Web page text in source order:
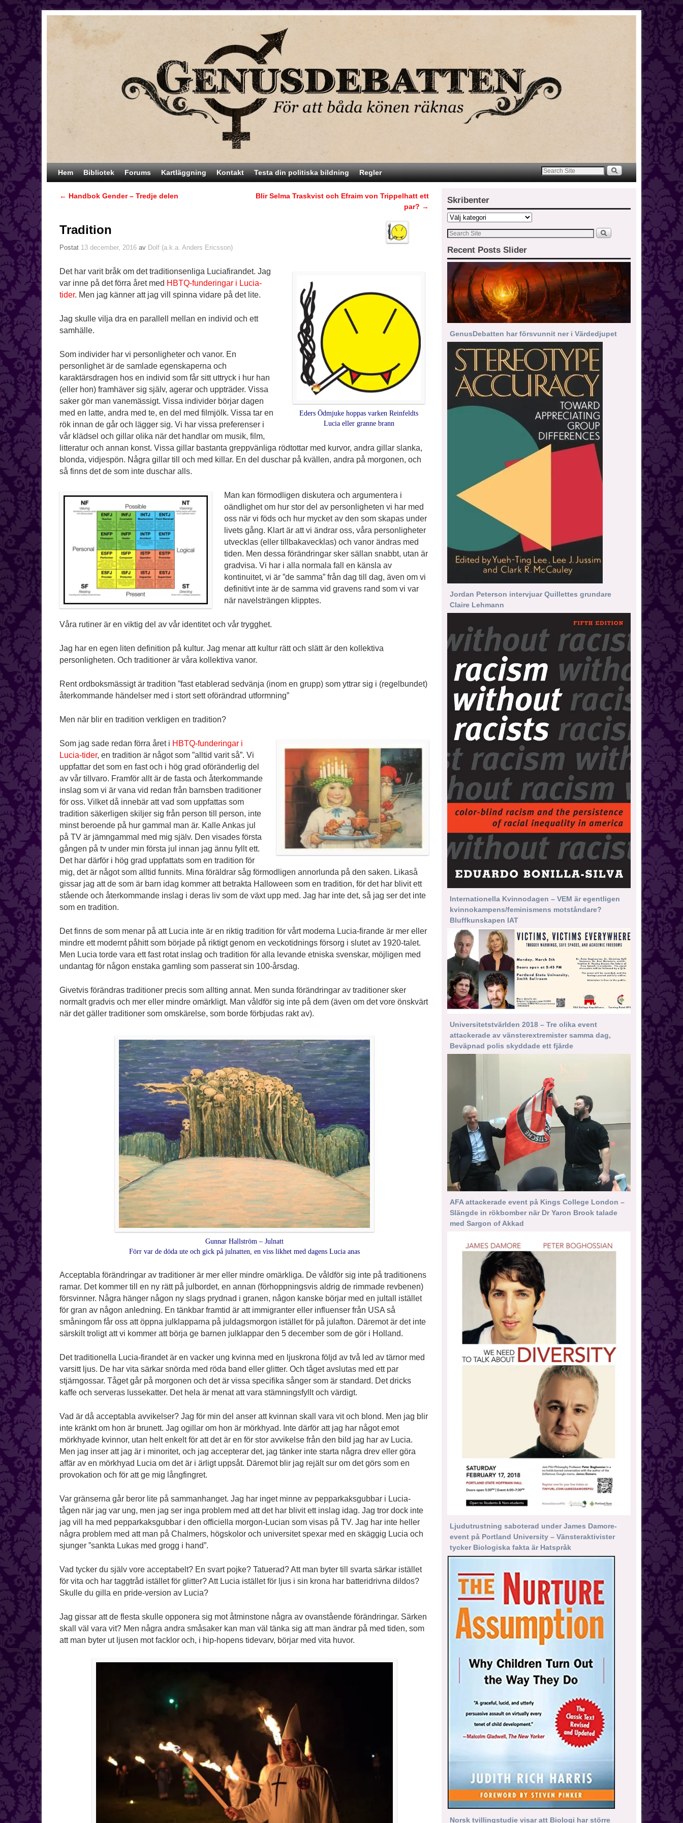
Hoppa till huvudinnehåll
Hoppa till sekundärt innehåll
Hem Bibliotek Forums Kartläggning Kontakt Testa din politiska bildning Regler
Inläggsnavigering
← Handbok Gender – Tredje delen
Blir Selma Traskvist och Efraim von Trippelhatt ett
par? →
Tradition
Postat 13 december, 2016 av Dolf (a.k.a. Anders Ericsson)
Eders Ödmjuke hoppas varken Reinfeldts
Lucia eller granne brann
Det har varit bråk om det traditionsenliga Luciafirandet. Jag
var inne på det förra året med HBTQ-funderingar i Lucia-
tider. Men jag känner att jag vill spinna vidare på det lite.
Jag skulle vilja dra en parallell mellan en individ och ett
samhälle.
Som individer har vi personligheter och vanor. En
personlighet är de samlade egenskaperna och
karaktärsdragen hos en individ som får sitt uttryck i hur han
(eller hon) framhäver sig själv, agerar och uppträder. Vissa
saker gör man vanemässigt. Vissa individer börjar dagen
med en latte, andra med te, en del med filmjölk. Vissa tar en
rök innan de går och lägger sig. Vi har vissa preferenser i
vår klädsel och gillar olika när det handlar om musik, film,
litteratur och annan konst. Vissa gillar bastanta greppvänliga rödtottar med kurvor, andra gillar slanka,
blonda, vidjespön. Några gillar till och med killar. En del duschar på kvällen, andra på morgonen, och
så finns det de som inte duschar alls.
Man kan förmodligen diskutera och argumentera i
oändlighet om hur stor del av personligheten vi har med
oss när vi föds och hur mycket av den som skapas under
livets gång. Klart är att vi ändrar oss, våra personligheter
utvecklas (eller tillbakavecklas) och vanor ändras med
tiden. Men dessa förändringar sker sällan snabbt, utan är
gradvisa. Vi har i alla normala fall en känsla av
kontinuitet, vi är ”de samma” från dag till dag, även om vi
definitivt inte är de samma vid gravens rand som vi var
när navelsträngen klipptes.
Våra rutiner är en viktig del av vår identitet och vår trygghet.
Jag har en egen liten definition på kultur. Jag menar att kultur rätt och slätt är den kollektiva
personligheten. Och traditioner är våra kollektiva vanor.
Rent ordboksmässigt är tradition ”fast etablerad sedvänja (inom en grupp) som yttrar sig i (regelbundet)
återkommande händelser med i stort sett oförändrad utformning”
Men när blir en tradition verkligen en tradition?
Som jag sade redan förra året i HBTQ-funderingar i
Lucia-tider, en tradition är något som ”alltid varit så”. Vi
uppfattar det som en fast och i hög grad oföränderlig del
av vår tillvaro. Framför allt är de fasta och återkommande
inslag som vi är vana vid redan från barnsben traditioner
för oss. Vilket då innebär att vad som uppfattas som
tradition säkerligen skiljer sig från person till person, inte
minst beroende på hur gammal man är. Kalle Ankas jul
på TV är jämngammal med mig själv. Den visades första
gången på tv under min första jul innan jag ännu fyllt ett.
Det har därför i hög grad uppfattats som en tradition för
mig, det är något som alltid funnits. Mina föräldrar såg förmodligen annorlunda på den saken. Likaså
gissar jag att de som är barn idag kommer att betrakta Halloween som en tradition, för det har blivit ett
stående och återkommande inslag i deras liv som de växt upp med. Jag har inte det, så jag ser det inte
som en tradition.
Det finns de som menar på att Lucia inte är en riktig tradition för vårt moderna Lucia-firande är mer eller
mindre ett modernt påhitt som började på riktigt genom en veckotidnings försorg i slutet av 1920-talet.
Men Lucia torde vara ett fast rotat inslag och tradition för alla levande etniska svenskar, möjligen med
undantag för någon enstaka gamling som passerat sin 100-årsdag.
Givetvis förändras traditioner precis som allting annat. Men sunda förändringar av traditioner sker
normalt gradvis och mer eller mindre omärkligt. Man våldför sig inte på dem (även om det vore önskvärt
när det gäller traditioner som omskärelse, som borde förbjudas rakt av).
Gunnar Hallström – Julnatt
Förr var de döda ute och gick på julnatten, en viss likhet med dagens Lucia anas
Acceptabla förändringar av traditioner är mer eller mindre omärkliga. De våldför sig inte på traditionens
ramar. Det kommer till en ny rätt på julbordet, en annan (förhoppningsvis aldrig de rimmade revbenen)
försvinner. Några hänger någon ny slags prydnad i granen, någon kanske börjar med en jultall istället
för gran av någon anledning. En tänkbar framtid är att immigranter eller influenser från USA så
småningom får oss att öppna julklapparna på juldagsmorgon istället för på julafton. Däremot är det inte
särskilt troligt att vi kommer att börja ge barnen julklappar den 5 december som de gör i Holland.
Det traditionella Lucia-firandet är en vacker ung kvinna med en ljuskrona följd av två led av tärnor med
varsitt ljus. De har vita särkar snörda med röda band eller glitter. Och tåget avslutas med ett par
stjärngossar. Tåget går på morgonen och det är vissa specifika sånger som är standard. Det dricks
kaffe och serveras lussekatter. Det hela är menat att vara stämningsfyllt och värdigt.
Vad är då acceptabla avvikelser? Jag för min del anser att kvinnan skall vara vit och blond. Men jag blir
inte kränkt om hon är brunett. Jag ogillar om hon är mörkhyad. Inte därför att jag har något emot
mörkhyade kvinnor, utan helt enkelt för att det är en för stor avvikelse från den bild jag har av Lucia.
Men jag inser att jag är i minoritet, och jag accepterar det, jag tänker inte starta några drev eller göra
affär av en mörkhyad Lucia om det är i ärligt uppsåt. Däremot blir jag rejält sur om det görs som en
provokation och för att ge mig långfingret.
Var gränserna går beror lite på sammanhanget. Jag har inget minne av pepparkaksgubbar i Lucia-
tågen när jag var ung, men jag ser inga problem med att det har blivit ett inslag idag. Jag tror dock inte
jag vill ha med pepparkaksgubbar i den officiella morgon-Lucian som visas på TV. Jag har inte heller
några problem med att man på Chalmers, högskolor och universitet spexar med en skäggig Lucia och
sjunger ”sankta Lukas med grogg i hand”.
Vad tycker du själv vore acceptabelt? En svart pojke? Tatuerad? Att man byter till svarta särkar istället
för vita och har taggtråd istället för glitter? Att Lucia istället för ljus i sin krona har batteridrivna dildos?
Skulle du gilla en pride-version av Lucia?
Jag gissar att de flesta skulle opponera sig mot åtminstone några av ovanstående förändringar. Särken
skall väl vara vit? Men några andra småsaker kan man väl tänka sig att man ändrar på med tiden, som
att man byter ut ljusen mot facklor och, i hip-hopens tidevarv, börjar med vita huvor.
Skribenter
Recent Posts Slider
GenusDebatten har försvunnit ner i Värdedjupet
Jordan Peterson intervjuar Quillettes grundare
Claire Lehmann
Internationella Kvinnodagen – VEM är egentligen
kvinnokampens/feminismens motståndare?
Bluffkunskapen IAT
Universitetstvärlden 2018 – Tre olika event
attackerade av vänsterextremister samma dag,
Beväpnad polis skyddade ett fjärde
AFA attackerade event på Kings College London –
Slängde in rökbomber när Dr Yaron Brook talade
med Sargon of Akkad
Ljudutrustning saboterad under James Damore-
event på Portland University – Vänsteraktivister
tycker Biologiska fakta är Hatspråk
Norsk tvillingstudie visar att Biologi har större